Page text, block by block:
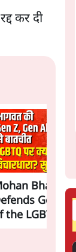
कर दी
Bhagwat
Gen Z!
the LGBTQ
the RSS's New